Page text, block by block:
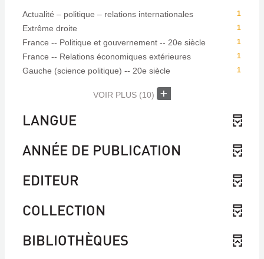
1
Actualité – politique – relations internationales
1
Extrême droite
1
France -- Politique et gouvernement -- 20e siècle
1
France -- Relations économiques extérieures
1
Gauche (science politique) -- 20e siècle
VOIR PLUS (10)
LANGUE
ANNÉE DE PUBLICATION
EDITEUR
COLLECTION
BIBLIOTHÈQUES